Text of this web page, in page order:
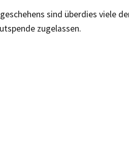
sind überdies viele
zugelassen.